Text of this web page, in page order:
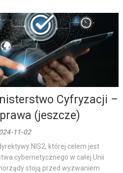
Cyfryzacji –
(jeszcze)
11-02
NIS2, której celem jest
cybernetycznego w całej Unii
stoją przed wyzwaniem